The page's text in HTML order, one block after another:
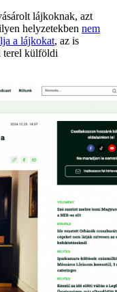
lájkoknak, azt
helyzetekben nem
a lájkokat, az is
terel külföldi